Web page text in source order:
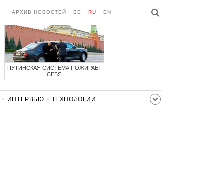
АРХИВ НОВОСТЕЙ BE RU EN
ПУТИНСКАЯ СИСТЕМА ПОЖИРАЕТ
СЕБЯ
ИНТЕРВЬЮ
ТЕХНОЛОГИИ